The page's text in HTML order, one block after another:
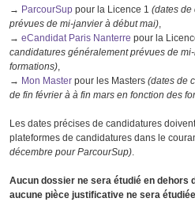
→ ParcourSup pour la Licence 1 (dates de
prévues de mi-janvier à début mai),
→ eCandidat Paris Nanterre pour la
candidatures généralement prévues de
formations),
→ Mon Master pour les Masters (dates de
de fin février à à fin mars en fonction des
Les dates précises de candidatures
plateformes de candidatures dans le
décembre pour ParcourSup).
Aucun dossier ne sera étudié en dehors
aucune pièce justificative ne sera